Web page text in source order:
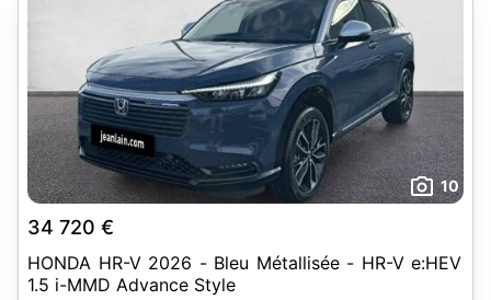
10
34 720 €
HONDA HR-V 2026 - Bleu Métallisée - HR-V e:HEV
1.5 i-MMD Advance Style